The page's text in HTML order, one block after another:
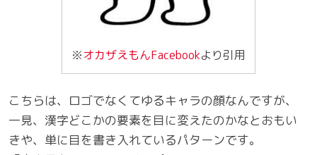
※オカザえもんFacebookより引用
こちらは、ロゴでなくてゆるキャラの顔なんですが、
一見、漢字どこかの要素を目に変えたのかなとおもい
きや、単に目を書き入れているパターンです。